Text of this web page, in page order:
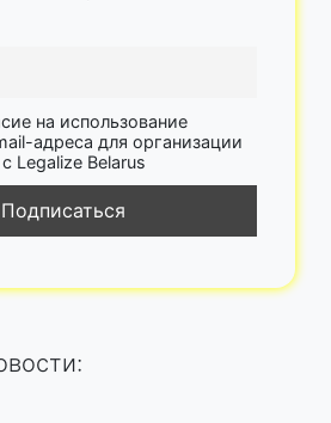
на использование
адреса для организации
Legalize Belarus